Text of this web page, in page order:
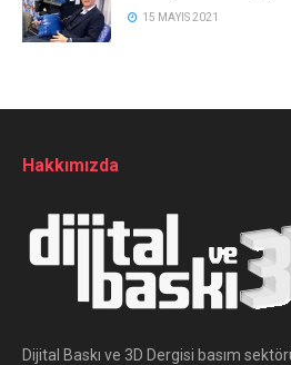
15 MAYIS 2021
Hakkımızda
Dijital Baskı ve 3D Dergisi basım